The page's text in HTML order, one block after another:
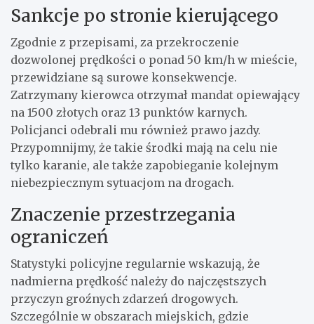
Sankcje po stronie kierującego
Zgodnie z przepisami, za przekroczenie
dozwolonej prędkości o ponad 50 km/h w mieście,
przewidziane są surowe konsekwencje.
Zatrzymany kierowca otrzymał mandat opiewający
na 1500 złotych oraz 13 punktów karnych.
Policjanci odebrali mu również prawo jazdy.
Przypomnijmy, że takie środki mają na celu nie
tylko karanie, ale także zapobieganie kolejnym
niebezpiecznym sytuacjom na drogach.
Znaczenie przestrzegania
ograniczeń
Statystyki policyjne regularnie wskazują, że
nadmierna prędkość należy do najczęstszych
przyczyn groźnych zdarzeń drogowych.
Szczególnie w obszarach miejskich, gdzie